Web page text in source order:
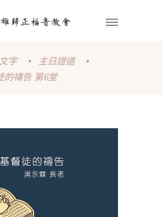
字 • 主日證道
•
的禱告 第6堂